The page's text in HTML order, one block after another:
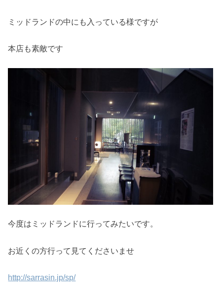
ミッドランドの中にも入っている様ですが
本店も素敵です
今度はミッドランドに行ってみたいです。
お近くの方行って見てくださいませ
http://sarrasin.jp/sp/